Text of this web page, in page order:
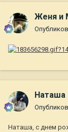
Женя и
Наташа
Наташа, с днем